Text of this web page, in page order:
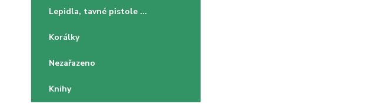
Lepidla, tavné pistole ...
Korálky
Nezařazeno
Knihy